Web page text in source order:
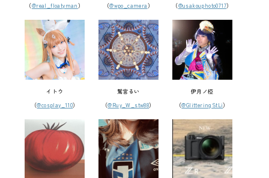
（@real_floatyman）
（@wpo_camera）
（@usakouphoto0717）
イトウ
（@cosplay_110）
鷲宮るい
（@Ruy_W_stw88）
伊月ノ椏
（@GlitteringStLi）